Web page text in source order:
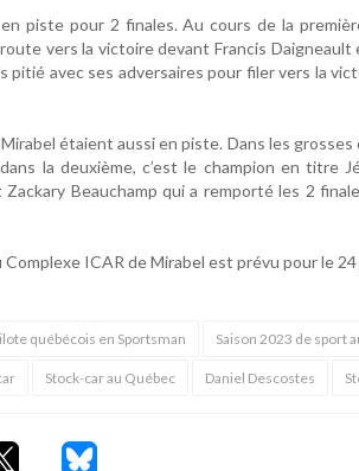
piste pour 2 finales. Au cours de la
vers la victoire devant Francis Daigneault
pitié avec ses adversaires pour filer vers la
étaient aussi en piste. Dans les grosses
la deuxième, c’est le champion en titre
Beauchamp qui a remporté les 2
ICAR de Mirabel est prévu pour le 24
québécois en Sportsman Saison 2023 de sport
Stock-car au Québec Daniel Descostes